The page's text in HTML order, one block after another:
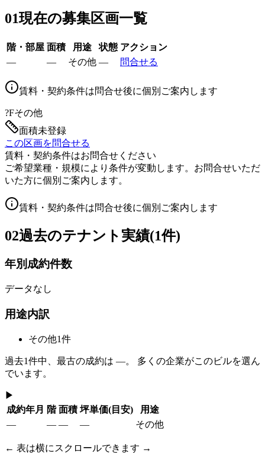
01現在の募集区画一覧
階・部屋 面積 用途 状態 アクション
—
— その他 — 問合せる
賃料・契約条件は問合せ後に個別ご案内します
?Fその他
面積未登録
この区画を問合せる
賃料・契約条件はお問合せください
ご希望業種・規模により条件が変動します。お問合せいただ
いた方に個別ご案内します。
賃料・契約条件は問合せ後に個別ご案内します
02過去のテナント実績(1件)
年別成約件数
データなし
用途内訳
その他1件
過去1件中、最古の成約は —。 多くの企業がこのビルを選ん
でいます。
▶
成約年月 階 面積 坪単価(目安)
用途
—
— — — その他
← 表は横にスクロールできます →